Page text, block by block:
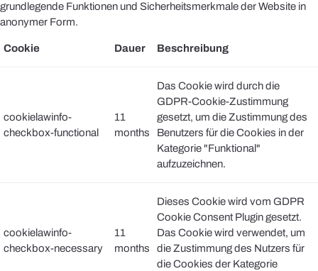
grundlegende Funktionen und Sicherheitsmerkmale der Website in
anonymer Form.
Cookie Dauer Beschreibung
cookielawinfo-
checkbox-functional
11
months
Das Cookie wird durch die
GDPR-Cookie-Zustimmung
gesetzt, um die Zustimmung des
Benutzers für die Cookies in der
Kategorie "Funktional"
aufzuzeichnen.
cookielawinfo-
checkbox-necessary
11
months
Dieses Cookie wird vom GDPR
Cookie Consent Plugin gesetzt.
Das Cookie wird verwendet, um
die Zustimmung des Nutzers für
die Cookies der Kategorie